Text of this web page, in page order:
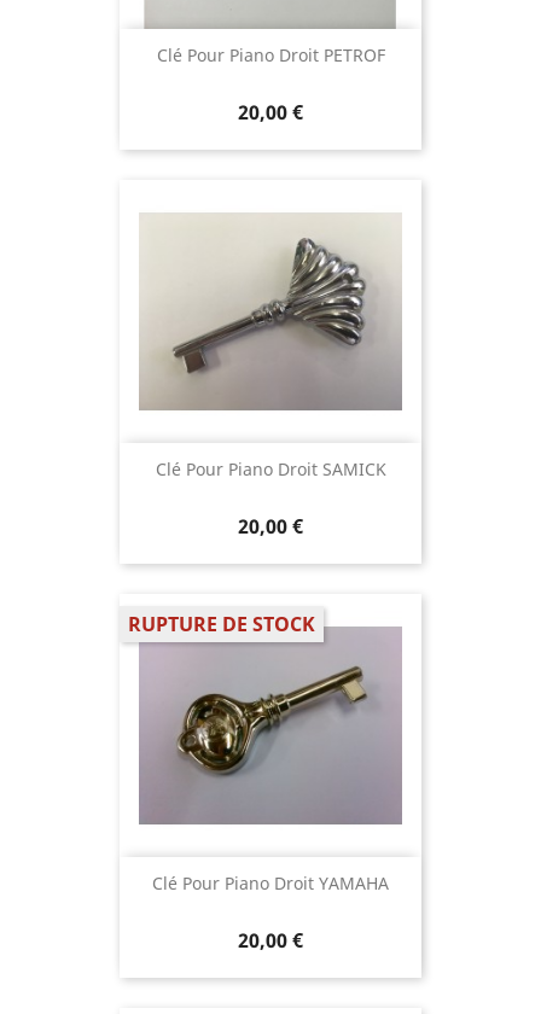
Clé Pour Piano Droit PETROF
20,00 €
Clé Pour Piano Droit SAMICK
20,00 €
Clé Pour Piano Droit YAMAHA
20,00 €
RUPTURE DE STOCK